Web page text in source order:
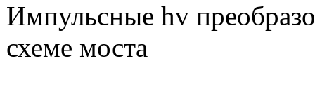
Импульсные hv
схеме моста